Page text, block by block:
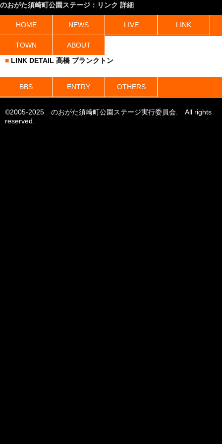
のおがた須崎町公園ステージ：リンク 詳細
HOME NEWS LIVE LINK
TOWN
ABOUT
LINK DETAIL 高橋 プランクトン
BBS ENTRY OTHERS
©2005-2025 のおがた須崎町公園ステージ実行委員会. All rights
reserved.